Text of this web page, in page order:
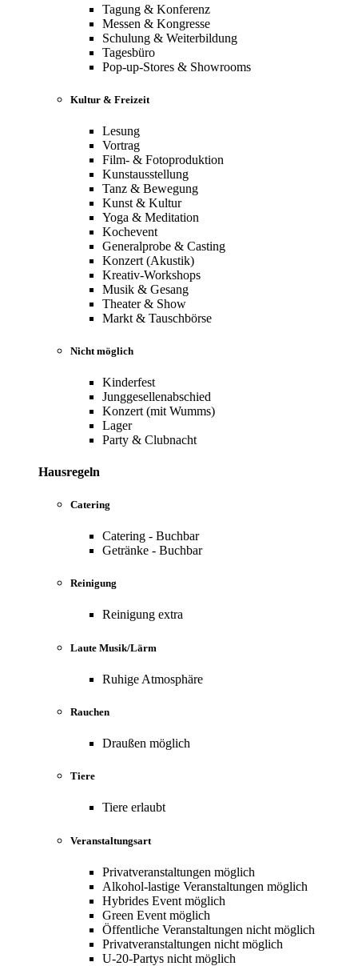
Tagung & Konferenz
Messen & Kongresse
Schulung & Weiterbildung
Tagesbüro
Pop-up-Stores & Showrooms
Kultur & Freizeit
Lesung
Vortrag
Film- & Fotoproduktion
Kunstausstellung
Tanz & Bewegung
Kunst & Kultur
Yoga & Meditation
Kochevent
Generalprobe & Casting
Konzert (Akustik)
Kreativ-Workshops
Musik & Gesang
Theater & Show
Markt & Tauschbörse
Nicht möglich
Kinderfest
Junggesellenabschied
Konzert (mit Wumms)
Lager
Party & Clubnacht
Hausregeln
Catering
Catering - Buchbar
Getränke - Buchbar
Reinigung
Reinigung extra
Laute Musik/Lärm
Ruhige Atmosphäre
Rauchen
Draußen möglich
Tiere
Tiere erlaubt
Veranstaltungsart
Privatveranstaltungen möglich
Alkohol-lastige Veranstaltungen möglich
Hybrides Event möglich
Green Event möglich
Öffentliche Veranstaltungen nicht möglich
Privatveranstaltungen nicht möglich
U-20-Partys nicht möglich